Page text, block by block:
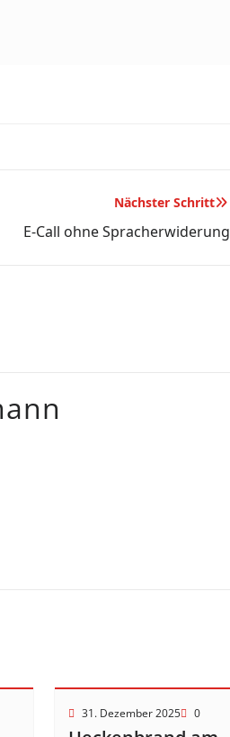
Nächster Schritt
E-Call ohne Spracherwiderung
31. Dezember 2025 0